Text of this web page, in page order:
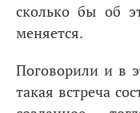
сколько бы об
меняется.
Поговорили и в
такая встреча